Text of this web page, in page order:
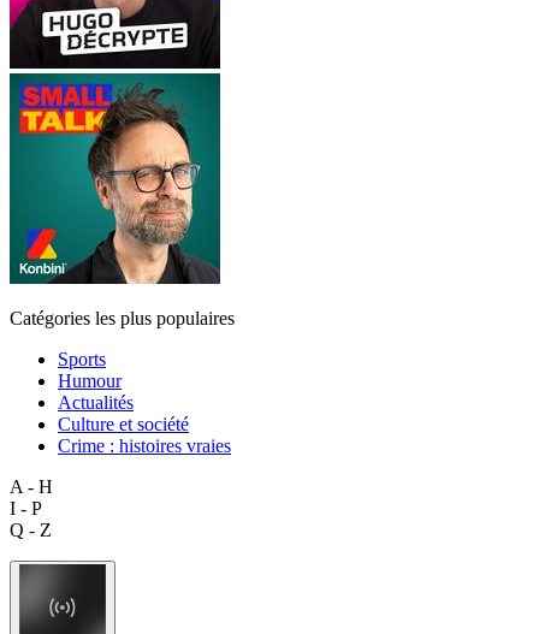
Catégories les plus populaires
Sports
Humour
Actualités
Culture et société
Crime : histoires vraies
A - H
I - P
Q - Z